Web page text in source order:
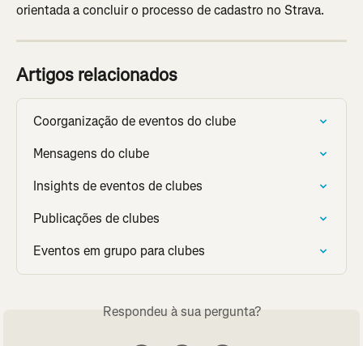
orientada a concluir o processo de cadastro no Strava.
Artigos relacionados
Coorganização de eventos do clube
Mensagens do clube
Insights de eventos de clubes
Publicações de clubes
Eventos em grupo para clubes
Respondeu à sua pergunta?